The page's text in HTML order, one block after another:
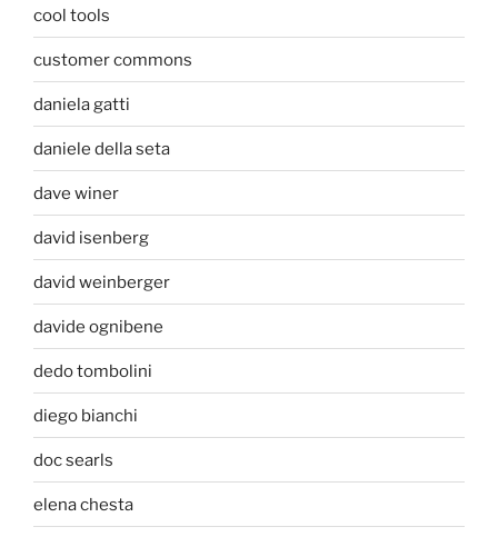
cool tools
customer commons
daniela gatti
daniele della seta
dave winer
david isenberg
david weinberger
davide ognibene
dedo tombolini
diego bianchi
doc searls
elena chesta